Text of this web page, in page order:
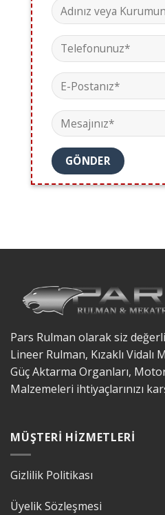
Pars Rulman olarak siz
Lineer Rulman, Kızaklı
Güç Aktarma Organları,
Malzemeleri ihtiyaçlarınızı
MÜŞTERI HIZMETLERI
Gizlilik Politikası
Üyelik Sözleşmesi